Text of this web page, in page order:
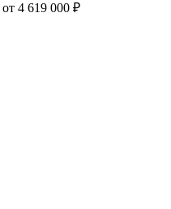
от 4 619 000 ₽